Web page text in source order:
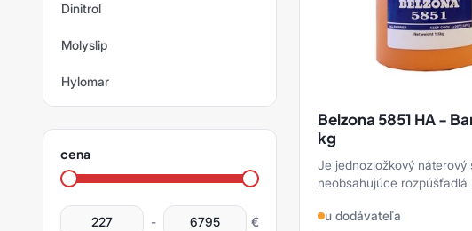
Ostatní
Povlakování Molykote
Pasty Molykote
Disperze Molykote
Dinitrol
Molyslip
Hylomar
filter
produktov
cena
- €
Belzona 5851 HA -
kg
Je jednozložkový náterový
neobsahujúce rozpúšťadlá
pod tepelnou izolácio ...
u dodávateľa